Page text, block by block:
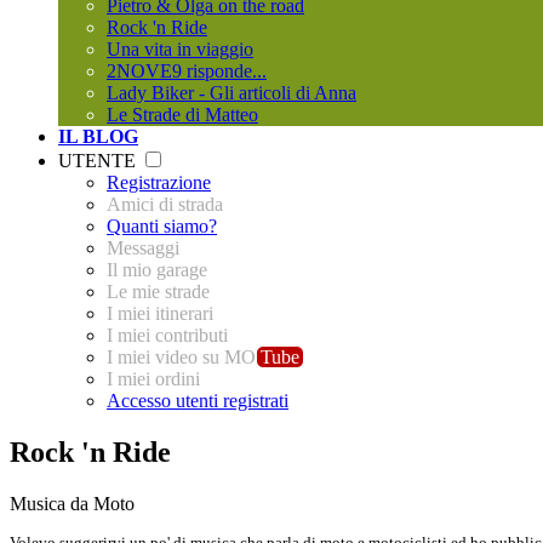
Pietro & Olga on the road
Rock 'n Ride
Una vita in viaggio
2NOVE9 risponde...
Lady Biker - Gli articoli di Anna
Le Strade di Matteo
IL BLOG
UTENTE
Registrazione
Amici di strada
Quanti siamo?
Messaggi
Il mio garage
Le mie strade
I miei itinerari
I miei contributi
I miei video su MO Tube
I miei ordini
Accesso utenti registrati
Rock 'n Ride
Musica da Moto